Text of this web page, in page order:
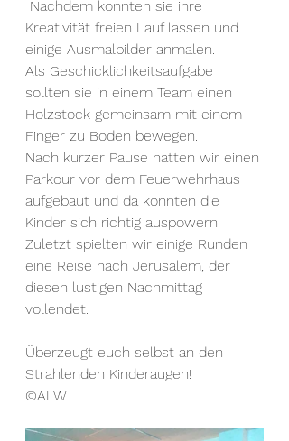
Kreativität freien Lauf lassen und
einige Ausmalbilder anmalen.
Als Geschicklichkeitsaufgabe
sollten sie in einem Team einen
Holzstock gemeinsam mit einem
Finger zu Boden bewegen.
Nach kurzer Pause hatten wir einen
Parkour vor dem Feuerwehrhaus
aufgebaut und da konnten die
Kinder sich richtig auspowern.
Zuletzt spielten wir einige Runden
eine Reise nach Jerusalem, der
diesen lustigen Nachmittag
vollendet.
Überzeugt euch selbst an den
Strahlenden Kinderaugen!
©ALW